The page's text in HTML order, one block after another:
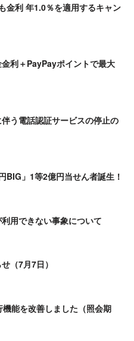
金利 年1.0％を適用するキャン
利＋PayPayポイントで最大
う電話認証サービスの停止の
BIG」1等2億円当せん者誕生！
用できない事象について
（7月7日）
能を改善しました（照会期